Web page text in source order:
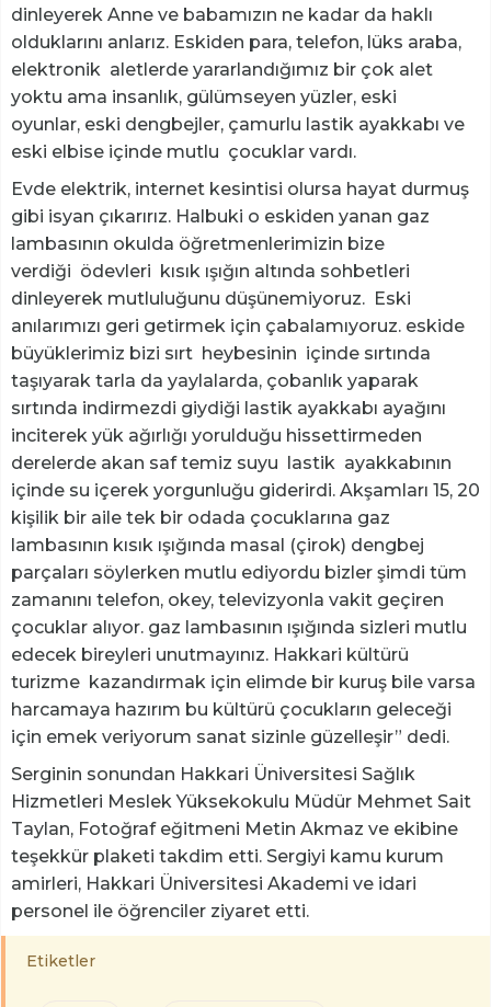
dinleyerek Anne ve babamızın ne kadar da haklı
olduklarını anlarız. Eskiden para, telefon, lüks araba,
elektronik aletlerde yararlandığımız bir çok alet
yoktu ama insanlık, gülümseyen yüzler, eski
oyunlar, eski dengbejler, çamurlu lastik ayakkabı ve
eski elbise içinde mutlu çocuklar vardı.
Evde elektrik, internet kesintisi olursa hayat durmuş
gibi isyan çıkarırız. Halbuki o eskiden yanan gaz
lambasının okulda öğretmenlerimizin bize
verdiği ödevleri kısık ışığın altında sohbetleri
dinleyerek mutluluğunu düşünemiyoruz. Eski
anılarımızı geri getirmek için çabalamıyoruz. eskide
büyüklerimiz bizi sırt heybesinin içinde sırtında
taşıyarak tarla da yaylalarda, çobanlık yaparak
sırtında indirmezdi giydiği lastik ayakkabı ayağını
inciterek yük ağırlığı yorulduğu hissettirmeden
derelerde akan saf temiz suyu lastik ayakkabının
içinde su içerek yorgunluğu giderirdi. Akşamları 15, 20
kişilik bir aile tek bir odada çocuklarına gaz
lambasının kısık ışığında masal (çirok) dengbej
parçaları söylerken mutlu ediyordu bizler şimdi tüm
zamanını telefon, okey, televizyonla vakit geçiren
çocuklar alıyor. gaz lambasının ışığında sizleri mutlu
edecek bireyleri unutmayınız. Hakkari kültürü
turizme kazandırmak için elimde bir kuruş bile varsa
harcamaya hazırım bu kültürü çocukların geleceği
için emek veriyorum sanat sizinle güzelleşir” dedi.
Serginin sonundan Hakkari Üniversitesi Sağlık
Hizmetleri Meslek Yüksekokulu Müdür Mehmet Sait
Taylan, Fotoğraf eğitmeni Metin Akmaz ve ekibine
teşekkür plaketi takdim etti. Sergiyi kamu kurum
amirleri, Hakkari Üniversitesi Akademi ve idari
personel ile öğrenciler ziyaret etti.
Etiketler